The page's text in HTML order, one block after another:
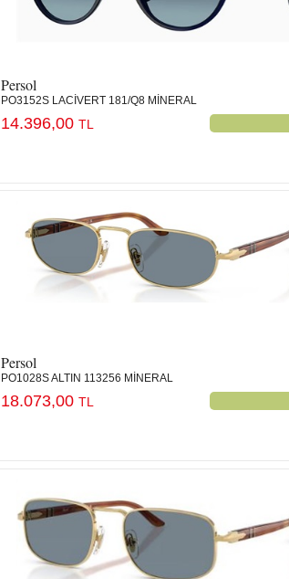
Persol
PO3152S LACİVERT 181/Q8 MİNERAL
14.396,00 TL
Persol
PO1028S ALTIN 113256 MİNERAL
18.073,00 TL